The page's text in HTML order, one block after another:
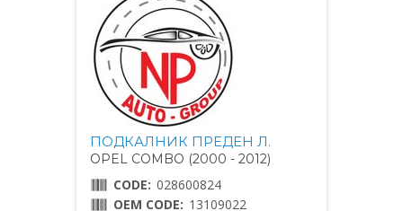
ПОДКАЛНИК ПРЕДЕН Л.
OPEL COMBO (2000 - 2012)
CODE: 028600824
OEM CODE: 13109022